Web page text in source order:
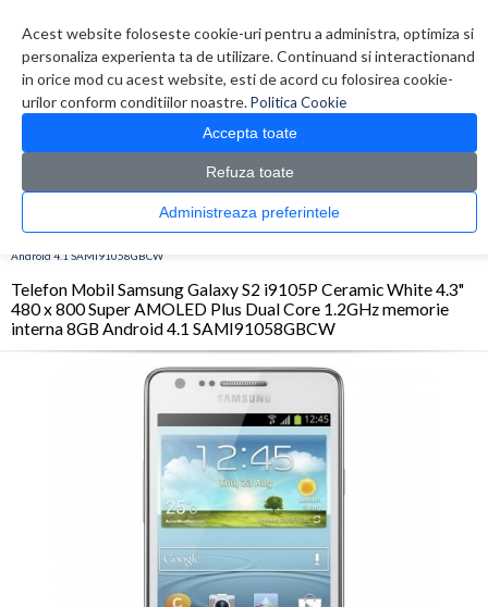
Acest website foloseste cookie-uri pentru a administra, optimiza si
personaliza experienta ta de utilizare. Continuand si interactionand
in orice mod cu acest website, esti de acord cu folosirea cookie-
urilor conform conditiilor noastre.Politica Cookie
Accepta toate
Refuza toate
Administreaza preferintele
0 produs(e)
CATALOG PRODUSE
> Smartphone > Telefon Mobil Samsung Galaxy S2 i9105P
Android 4.1 SAMI91058GBCW
Telefon Mobil Samsung Galaxy S2 i9105P Ceramic White 4.3"
480 x 800 Super AMOLED Plus Dual Core 1.2GHz memorie
interna 8GB Android 4.1 SAMI91058GBCW